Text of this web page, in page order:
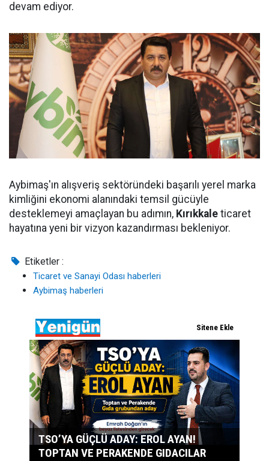
devam ediyor.
Aybimaş'ın alışveriş sektöründeki başarılı yerel marka
kimliğini ekonomi alanındaki temsil gücüyle
desteklemeyi amaçlayan bu adımın, Kırıkkale ticaret
hayatına yeni bir vizyon kazandırması bekleniyor.
Etiketler :
Ticaret ve Sanayi Odası haberleri
Aybimaş haberleri